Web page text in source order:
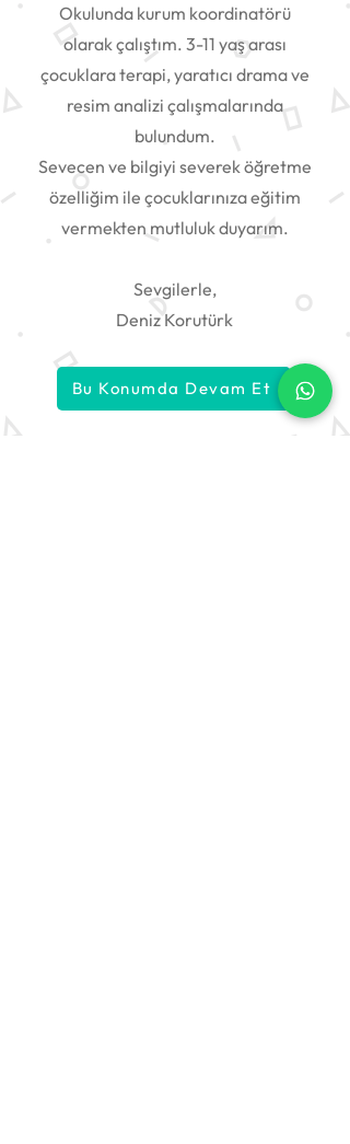
Okulunda kurum koordinatörü
olarak çalıştım. 3-11 yaş arası
çocuklara terapi, yaratıcı drama ve
resim analizi çalışmalarında
bulundum.
Sevecen ve bilgiyi severek öğretme
özelliğim ile çocuklarınıza eğitim
vermekten mutluluk duyarım.
Sevgilerle,
Deniz Korutürk
Bu Konumda Devam Et